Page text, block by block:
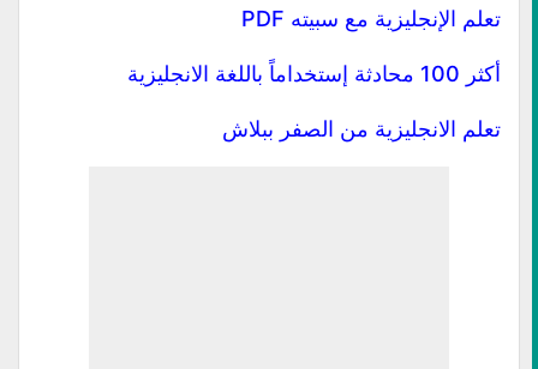
تعلم الإنجليزية مع سبيته PDF
أكثر 100 محادثة إستخداماً باللغة الانجليزية
تعلم الانجليزية من الصفر ببلاش